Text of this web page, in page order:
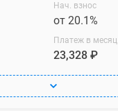
Нач. взнос
от 20.1%
Платеж в месяц
23,328 ₽